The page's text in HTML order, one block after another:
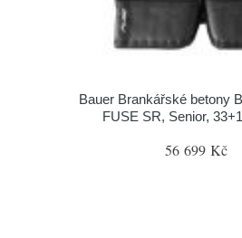
Bauer Brankářské betony
FUSE SR, Senior,
56 699 Kč